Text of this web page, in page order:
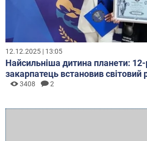
12.12.2025 | 13:05
Найсильніша дитина планети: 12-
закарпатець встановив
3408 2